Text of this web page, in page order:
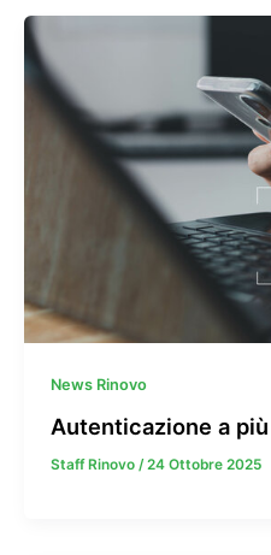
News Rinovo
Autenticazione a
Staff Rinovo /24 Ottobre 2025